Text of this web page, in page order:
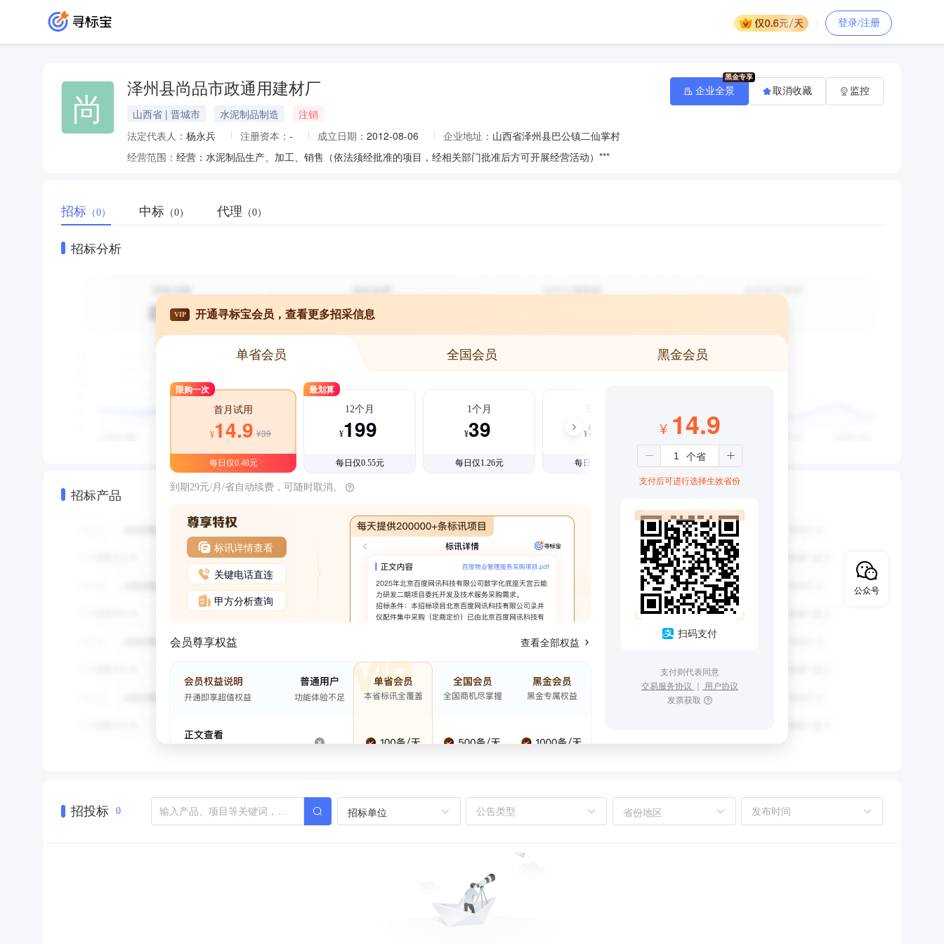
登录/注册
尚 泽州县尚品市政通用建材厂
山西省 | 晋城市 水泥制品制造
注销
法定代表人： 杨永兵 注册资本： - 成立日期： 2012-08-06 企业地址： 山西省泽州县巴公镇二仙掌村
经营范围： 经营：水泥制品生产、加工、销售（依法须经批准的项目，经相关部门批准后方可开展经营活动）***
企业全景 取消收藏 监控
招标 （0） 中标 （0） 代理 （0）
招标分析
招标产品
VIP 开通寻标宝会员，查看更多招采信息
单省会员 全国会员 黑金会员
限购一次
首月试用
¥14.9 ¥39
每日仅0.48元
最划算
12个月
¥199
每日仅0.55元
1个月
¥39
每日仅1.26元
3个月
¥99
每日仅1.08元
到期29元/月/省自动续费，可随时取消。
标讯详情查看
关键电话直连
甲方分析查询
会员尊享权益 查看全部权益
¥ 14.9
支付后可进行选择生效省份
扫码支付
支付则代表同意
交易服务协议 ｜ 用户协议
发票获取
招投标 0 招标单位 省份地区
公众号